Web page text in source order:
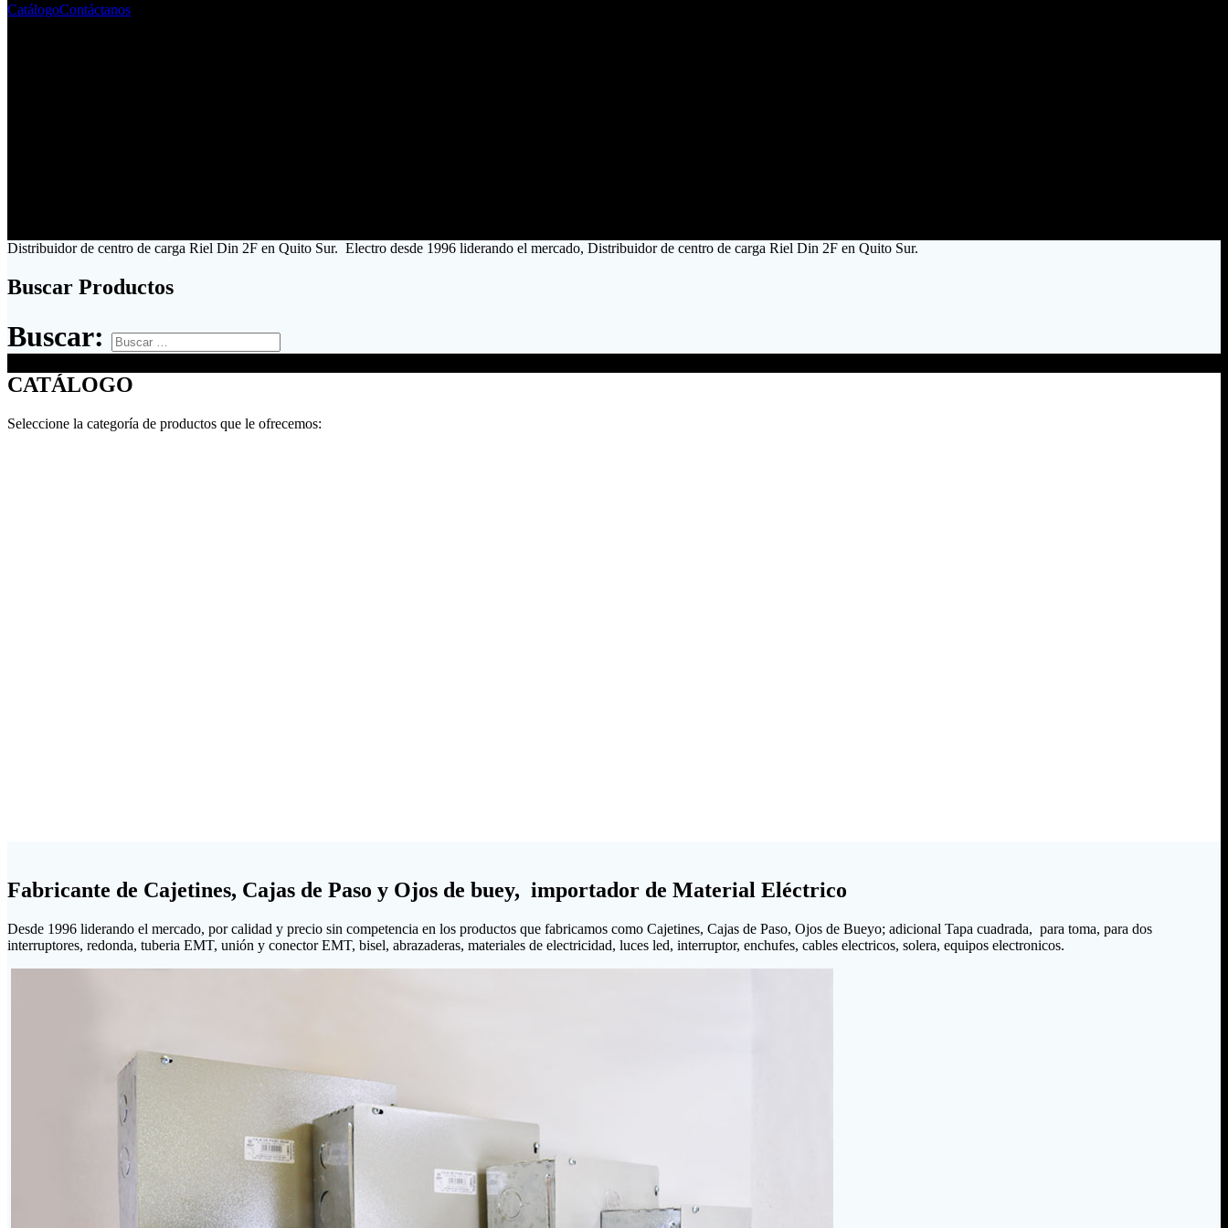
CatálogoContáctanos
Distribuidor de centro de carga Riel Din 2F en Quito Sur. Electro desde 1996 liderando el mercado, Distribuidor de centro de carga Riel Din 2F en Quito Sur.
Buscar Productos
Buscar:
CATÁLOGO
Seleccione la categoría de productos que le ofrecemos:
Fabricante de Cajetines, Cajas de Paso y Ojos de buey, importador de Material Eléctrico
Desde 1996 liderando el mercado, por calidad y precio sin competencia en los productos que fabricamos como Cajetines, Cajas de Paso, Ojos de Bueyo; adicional Tapa cuadrada, para toma, para dos
interruptores, redonda, tuberia EMT, unión y conector EMT, bisel, abrazaderas, materiales de electricidad, luces led, interruptor, enchufes, cables electricos, solera, equipos electronicos.